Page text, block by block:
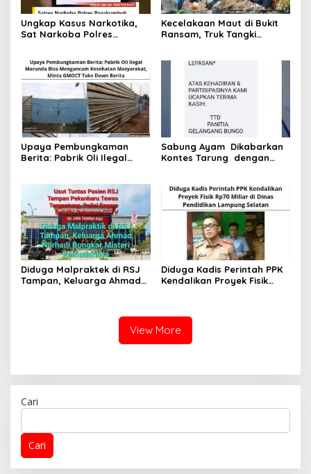
Ungkap Kasus Narkotika,
Sat Narkoba Polres
Tersangka
Kecelakaan Maut di Bukit
Ransam, Truk Tangki
Upaya Pembungkaman
Berita: Pabrik Oli Ilegal
Minta GMOCT Take Down
Berita
Sabung Ayam Dikabarkan
Kontes Tarung dengan
Selain Taruhan Luar
Diduga Malpraktek di RSJ
Tampan, Keluarga Ahmad
Diduga Kadis Perintah PPK
Kendalikan Proyek Fisik
Selatan
View More
Cari
Cari